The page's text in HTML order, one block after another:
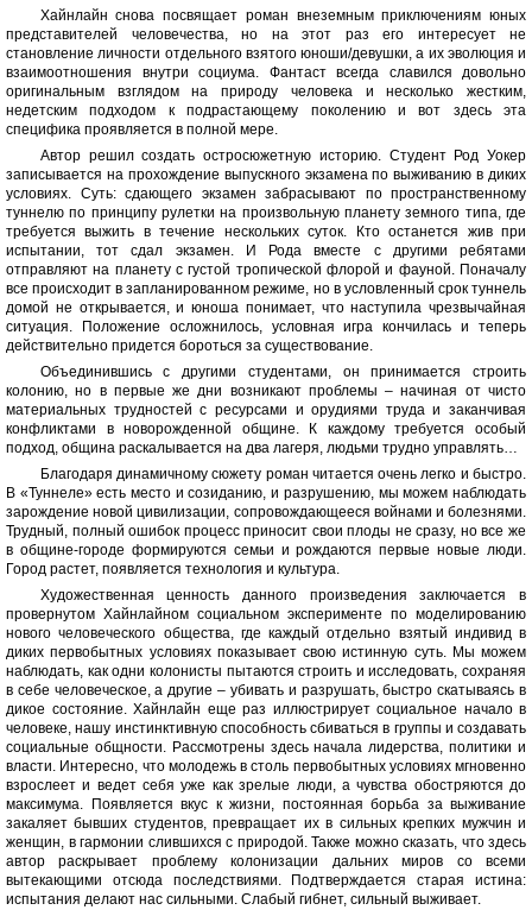
Хайнлайн снова посвящает роман внеземным приключениям юных
представителей человечества, но на этот раз его интересует не
становление личности отдельного взятого юноши/девушки, а их эволюция и
взаимоотношения внутри социума. Фантаст всегда славился довольно
оригинальным взглядом на природу человека и несколько жестким,
недетским подходом к подрастающему поколению и вот здесь эта
специфика проявляется в полной мере.
Автор решил создать остросюжетную историю. Студент Род Уокер
записывается на прохождение выпускного экзамена по выживанию в диких
условиях. Суть: сдающего экзамен забрасывают по пространственному
туннелю по принципу рулетки на произвольную планету земного типа, где
требуется выжить в течение нескольких суток. Кто останется жив при
испытании, тот сдал экзамен. И Рода вместе с другими ребятами
отправляют на планету с густой тропической флорой и фауной. Поначалу
все происходит в запланированном режиме, но в условленный срок туннель
домой не открывается, и юноша понимает, что наступила чрезвычайная
ситуация. Положение осложнилось, условная игра кончилась и теперь
действительно придется бороться за существование.
Объединившись с другими студентами, он принимается строить
колонию, но в первые же дни возникают проблемы – начиная от чисто
материальных трудностей с ресурсами и орудиями труда и заканчивая
конфликтами в новорожденной общине. К каждому требуется особый
подход, община раскалывается на два лагеря, людьми трудно управлять…
Благодаря динамичному сюжету роман читается очень легко и быстро.
В «Туннеле» есть место и созиданию, и разрушению, мы можем наблюдать
зарождение новой цивилизации, сопровождающееся войнами и болезнями.
Трудный, полный ошибок процесс приносит свои плоды не сразу, но все же
в общине-городе формируются семьи и рождаются первые новые люди.
Город растет, появляется технология и культура.
Художественная ценность данного произведения заключается в
провернутом Хайнлайном социальном эксперименте по моделированию
нового человеческого общества, где каждый отдельно взятый индивид в
диких первобытных условиях показывает свою истинную суть. Мы можем
наблюдать, как одни колонисты пытаются строить и исследовать, сохраняя
в себе человеческое, а другие – убивать и разрушать, быстро скатываясь в
дикое состояние. Хайнлайн еще раз иллюстрирует социальное начало в
человеке, нашу инстинктивную способность сбиваться в группы и создавать
социальные общности. Рассмотрены здесь начала лидерства, политики и
власти. Интересно, что молодежь в столь первобытных условиях мгновенно
взрослеет и ведет себя уже как зрелые люди, а чувства обостряются до
максимума. Появляется вкус к жизни, постоянная борьба за выживание
закаляет бывших студентов, превращает их в сильных крепких мужчин и
женщин, в гармонии слившихся с природой. Также можно сказать, что здесь
автор раскрывает проблему колонизации дальних миров со всеми
вытекающими отсюда последствиями. Подтверждается старая истина:
испытания делают нас сильными. Слабый гибнет, сильный выживает.